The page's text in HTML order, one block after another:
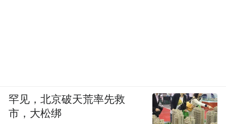
罕见，北京破天荒率先救
市，大松绑